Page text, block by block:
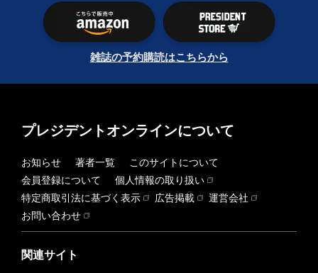
雑誌の予約購読はこちらから
プレジデントオンラインについて
お知らせ 著者一覧
このサイトについて
会員登録について
個人情報の取り扱い
特定商取引法に基づく表示
広告掲載
運営会社
お問い合わせ
関連サイト